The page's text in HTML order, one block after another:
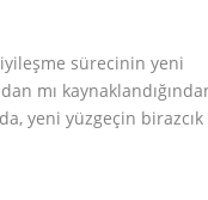
sürecinin yeni
mı
yeni yüzgeçin birazcık